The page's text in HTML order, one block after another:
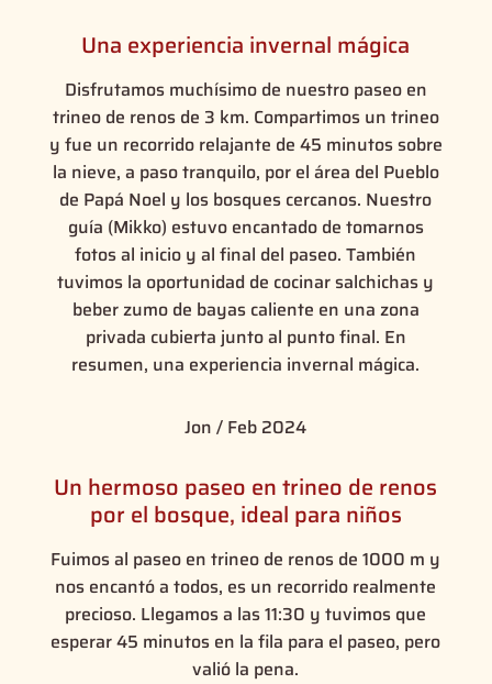
Una experiencia invernal mágica
Disfrutamos muchísimo de nuestro paseo en
trineo de renos de 3 km. Compartimos un trineo
y fue un recorrido relajante de 45 minutos sobre
la nieve, a paso tranquilo, por el área del Pueblo
de Papá Noel y los bosques cercanos. Nuestro
guía (Mikko) estuvo encantado de tomarnos
fotos al inicio y al final del paseo. También
tuvimos la oportunidad de cocinar salchichas y
beber zumo de bayas caliente en una zona
privada cubierta junto al punto final. En
resumen, una experiencia invernal mágica.
Jon / Feb 2024
Un hermoso paseo en trineo de renos
por el bosque, ideal para niños
Fuimos al paseo en trineo de renos de 1000 m y
nos encantó a todos, es un recorrido realmente
precioso. Llegamos a las 11:30 y tuvimos que
esperar 45 minutos en la fila para el paseo, pero
valió la pena.